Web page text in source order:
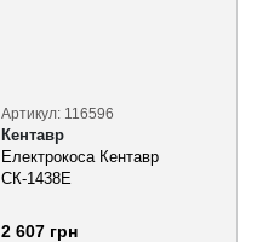
Артикул: 116596
Кентавр
Електрокоса Кентавр
СК-1438Е
2 607 грн